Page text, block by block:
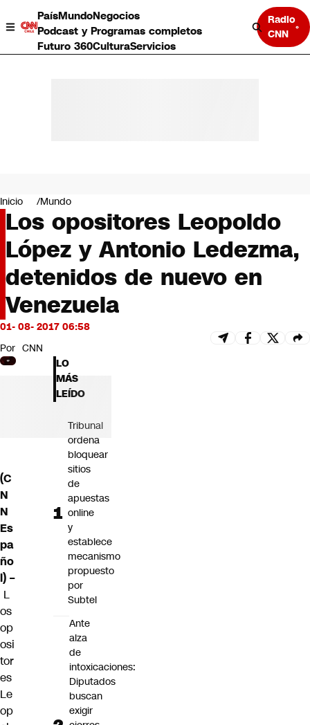
PaísMundoNegocios
Podcast y Programas completos
Futuro 360CulturaServicios
Radio
CNN
Negocios
Deportes
Programas completos
Cultura
Servicios
Bits
CNN tiempo
Futuro 360
Inicio Mundo
Los opositores Leopoldo
López y Antonio Ledezma,
detenidos de nuevo en
Venezuela
01- 08- 2017 06:58
Por CNN
(C
N
N
Es
pa
ño
l) –
L
os
op
osi
tor
es
Le
op
LO
MÁS
LEÍDO
Tribunal
ordena
bloquear
sitios
de
apuestas
online
y
establece
mecanismo
propuesto
por
Subtel
Ante
alza
de
intoxicaciones:
Diputados
buscan
exigir